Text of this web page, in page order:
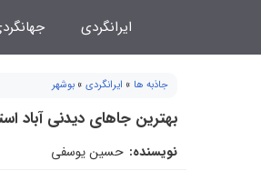
ایرانگردی
جاذبه ها » ایرانگردی » بوشهر
بهترین جاهای دیدنی آباد
نویسنده: حسین یوسفی